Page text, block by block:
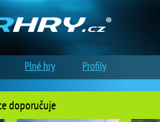
doporučuje
Plné hry Profily